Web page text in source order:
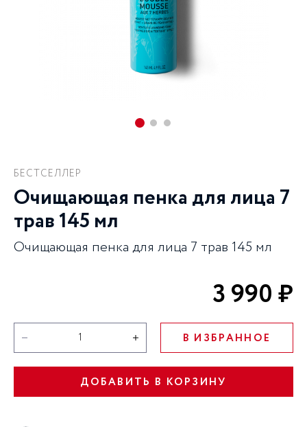
БЕСТСЕЛЛЕР
Очищающая пенка для лица 7
трав 145 мл
Очищающая пенка для лица 7 трав 145 мл
3 990 ₽
В ИЗБРАННОЕ
ДОБАВИТЬ В КОРЗИНУ